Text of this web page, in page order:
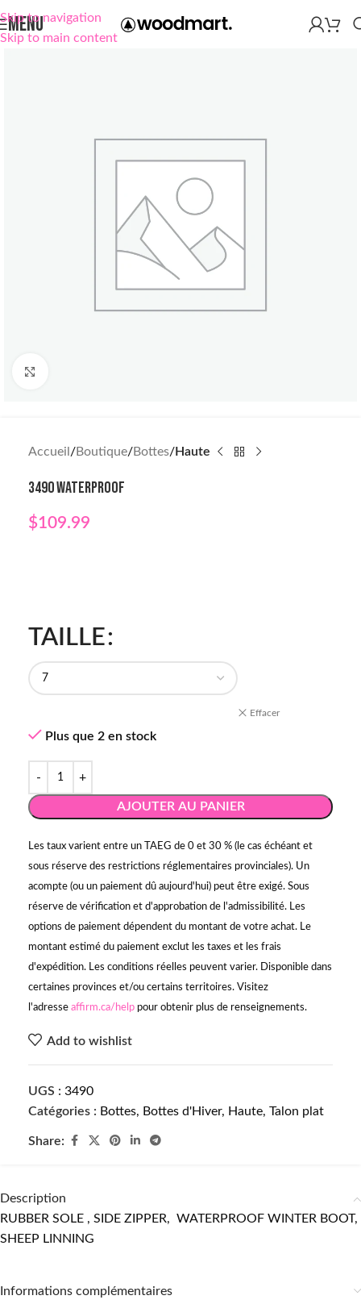
Skip to navigation
Skip to main content
MENU
Accueil Boutique Bottes Haute
3490 WATERPROOF
$109.99
TAILLE
Effacer
Plus que 2 en stock
AJOUTER AU PANIER
Les taux varient entre un TAEG de 0 et 30 % (le cas échéant et
sous réserve des restrictions réglementaires provinciales). Un
acompte (ou un paiement dû aujourd'hui) peut être exigé. Sous
réserve de vérification et d'approbation de l'admissibilité. Les
options de paiement dépendent du montant de votre achat. Le
montant estimé du paiement exclut les taxes et les frais
d'expédition. Les conditions réelles peuvent varier. Disponible dans
certaines provinces et/ou certains territoires. Visitez
l'adresse affirm.ca/help pour obtenir plus de renseignements.
Add to wishlist
UGS : 3490
Catégories : Bottes, Bottes d'Hiver, Haute, Talon plat
Share:
Description
RUBBER SOLE , SIDE ZIPPER, WATERPROOF WINTER BOOT,
SHEEP LINNING
Informations complémentaires